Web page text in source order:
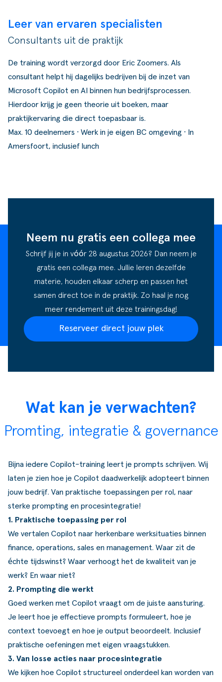
Leer van ervaren specialisten
Consultants uit de praktijk
De training wordt verzorgd door Eric Zoomers. Als
consultant helpt hij dagelijks bedrijven bij de inzet van
Microsoft Copilot en AI binnen hun bedrijfsprocessen.
Hierdoor krijg je geen theorie uit boeken, maar
praktijkervaring die direct toepasbaar is.
Max. 10 deelnemers · Werk in je eigen BC omgeving · In
Amersfoort, inclusief lunch
Neem nu gratis een collega mee
Schrijf jij je in vóór 28 augustus 2026? Dan neem je
gratis een collega mee. Jullie leren dezelfde
materie, houden elkaar scherp en passen het
samen direct toe in de praktijk. Zo haal je nog
meer rendement uit deze trainingsdag!
Reserveer direct jouw plek
Wat kan je verwachten?
Promting, integratie & governance
Bijna iedere Copilot-training leert je prompts schrijven. Wij
laten je zien hoe je Copilot daadwerkelijk adopteert binnen
jouw bedrijf. Van praktische toepassingen per rol, naar
sterke prompting en procesintegratie!
1. Praktische toepassing per rol
We vertalen Copilot naar herkenbare werksituaties binnen
finance, operations, sales en management. Waar zit de
échte tijdswinst? Waar verhoogt het de kwaliteit van je
werk? En waar niet?
2. Prompting die werkt
Goed werken met Copilot vraagt om de juiste aansturing.
Je leert hoe je effectieve prompts formuleert, hoe je
context toevoegt en hoe je output beoordeelt. Inclusief
praktische oefeningen met eigen vraagstukken.
3. Van losse acties naar procesintegratie
We kijken hoe Copilot structureel onderdeel kan worden van